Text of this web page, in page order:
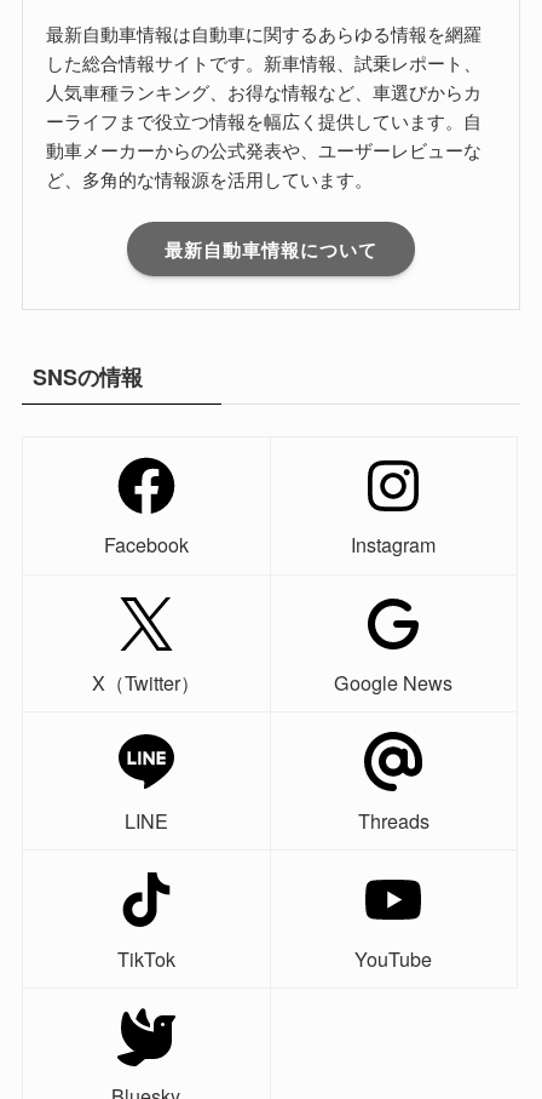
最新自動車情報は自動車に関するあらゆる情報を網羅
した総合情報サイトです。新車情報、試乗レポート、
人気車種ランキング、お得な情報など、車選びからカ
ーライフまで役立つ情報を幅広く提供しています。自
動車メーカーからの公式発表や、ユーザーレビューな
ど、多角的な情報源を活用しています。
最新自動車情報について
SNSの情報
Facebook Instagram
X（Twitter） Google News
LINE Threads
TikTok YouTube